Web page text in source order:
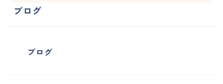
ブログ
ブログ